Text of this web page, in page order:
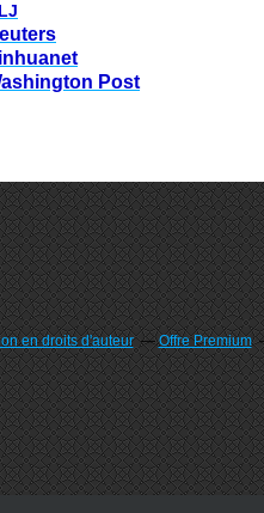
Post
en droits d'auteur Offre Premium